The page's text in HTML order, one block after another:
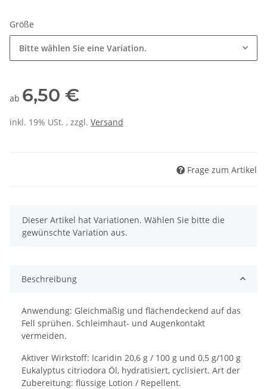
Größe
Bitte wählen Sie eine Variation.
ab 6,50 €
inkl. 19% USt. , zzgl. Versand
Frage zum Artikel
x
Dieser Artikel hat Variationen. Wählen Sie bitte die
gewünschte Variation aus.
Beschreibung
Anwendung: Gleichmäßig und flächendeckend auf das
Fell sprühen. Schleimhaut- und Augenkontakt
vermeiden.
Aktiver Wirkstoff: Icaridin 20,6 g / 100 g und 0,5 g/100 g
Eukalyptus citriodora Öl, hydratisiert, cyclisiert. Art der
Zubereitung: flüssige Lotion / Repellent.